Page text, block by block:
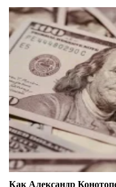
Как Александр